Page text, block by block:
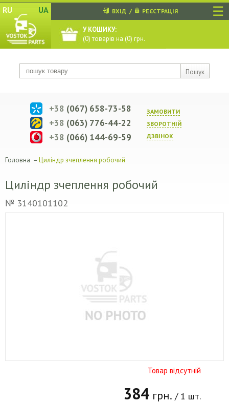
☰
RU UA
Пошук
ВХІД / РЕЄСТРАЦІЯ
У КОШИКУ:
(0) товарів на (0) грн.
ЗАМОВИТИ
ЗВОРОТНIЙ
ДЗВIНОК
+38 (067) 658-73-58
+38 (063) 776-44-22
+38 (066) 144-69-59
Головна – Циліндр зчеплення робочий
Циліндр зчеплення робочий
№ 3140101102
Товар відсутній
384 грн. / 1 шт.